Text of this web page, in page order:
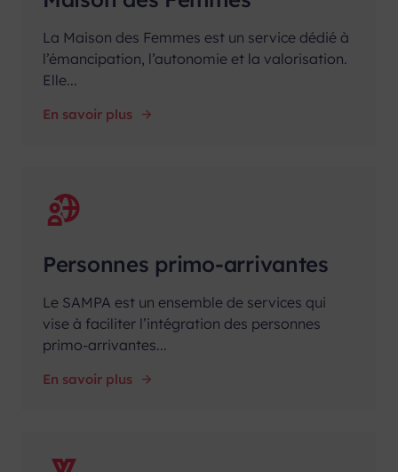
La Maison des Femmes est un service dédié à
l’émancipation, l’autonomie et la valorisation.
Elle...
En savoir plus
Personnes primo-arrivantes
Le SAMPA est un ensemble de services qui
vise à faciliter l’intégration des personnes
primo-arrivantes...
En savoir plus